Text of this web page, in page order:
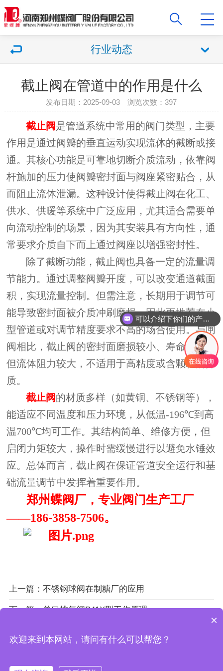
行业动态
截止阀在管道中的作用是什么
发布日期：2025-09-03 浏览次数：397
截止阀是管道系统中常用的阀门类型，主要
作用是通过阀瓣的垂直运动实现流体的截断或接
通。其核心功能是可靠地切断介质流动，依靠阀
杆施加的压力使阀瓣密封面与阀座紧密贴合，从
而阻止流体泄漏。这种设计使得截止阀在化工、
供水、供暖等系统中广泛应用，尤其适合需要单
向流动控制的场景，因为其安装具有方向性，通
常要求介质自下而上通过阀座以增强密封性。
除了截断功能，截止阀也具备一定的流量调
节能力。通过调整阀瓣开度，可以改变通道截面
积，实现流量控制。但需注意，长期用于调节可
能导致密封面被介质冲刷磨损，因此更推荐在小
型管道或对调节精度要求不高的场合使用。与闸
阀相比，截止阀的密封面磨损较小、寿命较长，
但流体阻力较大，不适用于高粘度或含颗粒的介
质。
截止阀的材质多样（如黄铜、不锈钢等），
能适应不同温度和压力环境，从低温-196℃到高
温700℃均可工作。其结构简单、维修方便，但
启闭力矩较大，操作时需缓慢进行以避免水锤效
应。总体而言，截止阀在保证管道安全运行和基
础流量调节中发挥着重要作用。
郑州蝶阀厂，专业阀门生产工厂
——186-3858-7506。
上一篇：不锈钢球阀在制糖厂的应用
下一篇：单口排气阀P41X型工作原理
豫ICP备10017893号-4
可以介绍下你们的产品么？
×
欢迎来到本网站，请问有什么可以帮您？